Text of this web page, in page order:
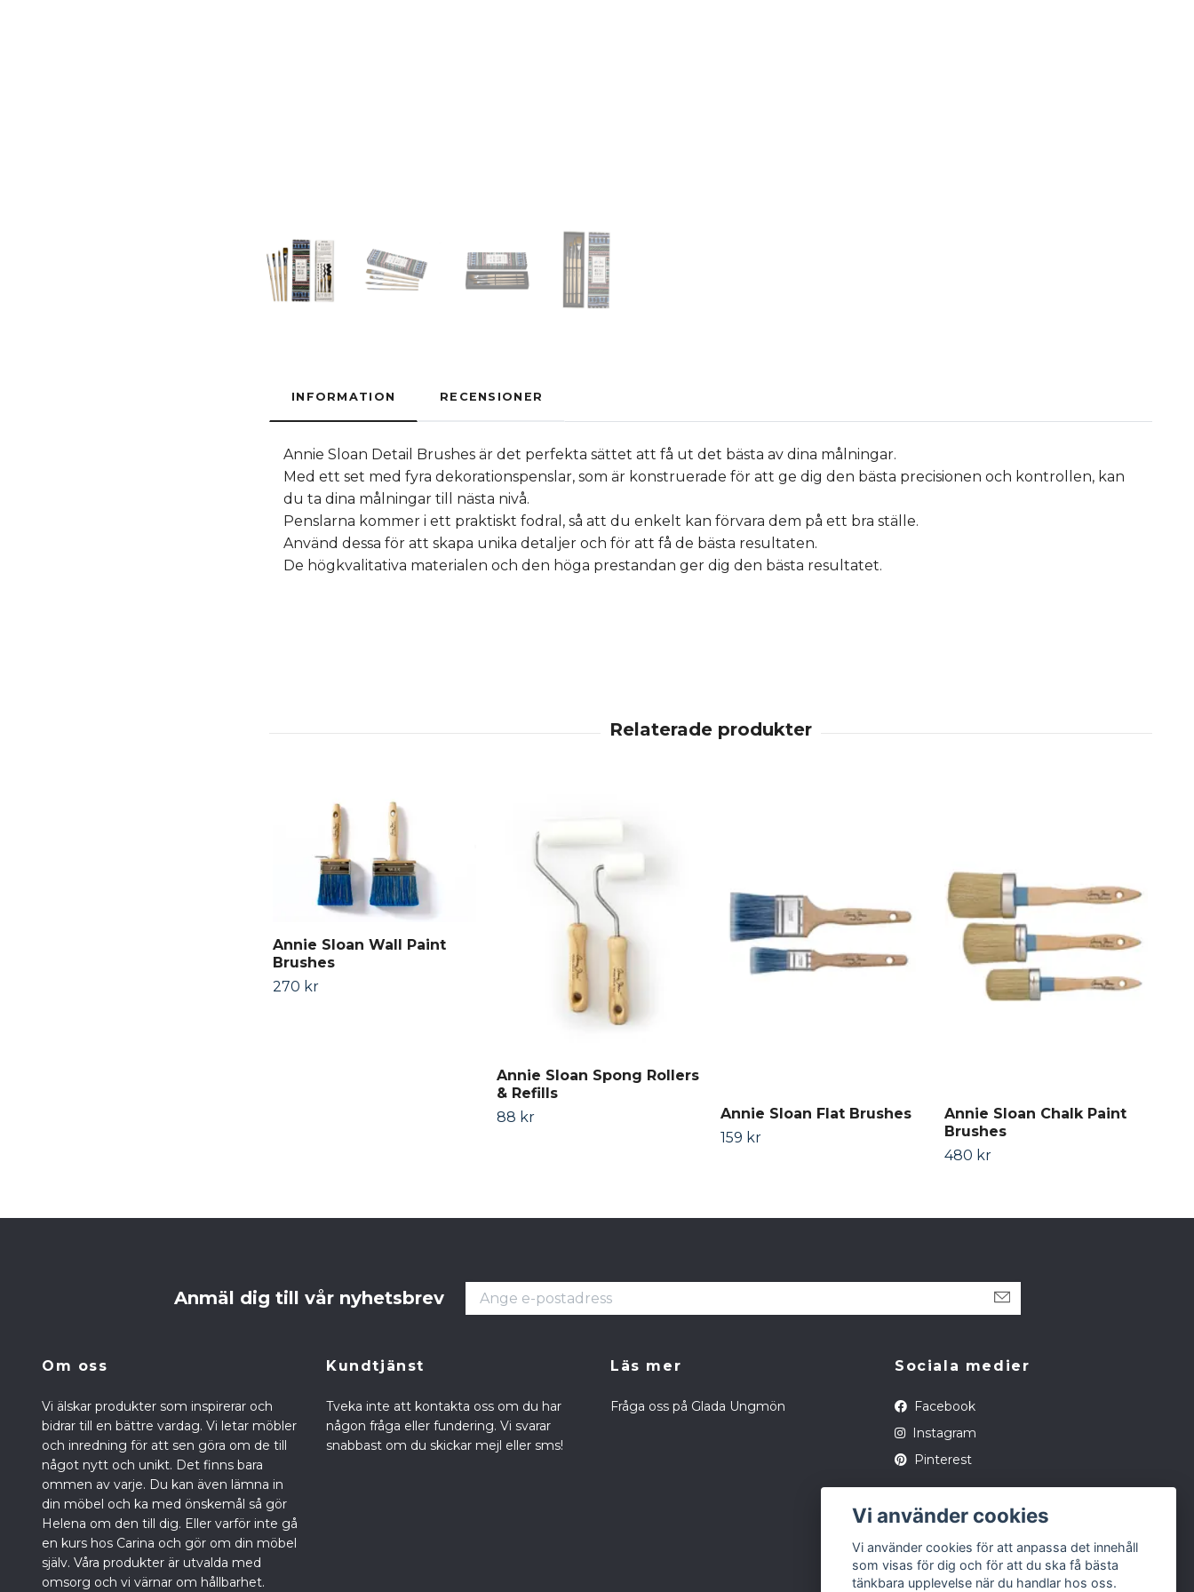
INFORMATION RECENSIONER
Annie Sloan Detail Brushes är det perfekta sättet att få ut det bästa av dina målningar.
Med ett set med fyra dekorationspenslar, som är konstruerade för att ge dig den bästa precisionen och kontrollen, kan
du ta dina målningar till nästa nivå.
Penslarna kommer i ett praktiskt fodral, så att du enkelt kan förvara dem på ett bra ställe.
Använd dessa för att skapa unika detaljer och för att få de bästa resultaten.
De högkvalitativa materialen och den höga prestandan ger dig den bästa resultatet.
Annie Sloan Wall Paint
Brushes
270 kr
Annie Sloan Spong Rollers
& Refills
88 kr
Annie Sloan Flat Brushes
159 kr
Annie Sloan Chalk Paint
Brushes
480 kr
Anmäl dig till vår nyhetsbrev
Om oss
Vi älskar produkter som inspirerar och
bidrar till en bättre vardag. Vi letar möbler
och inredning för att sen göra om de till
något nytt och unikt. Det finns bara
ommen av varje. Du kan även lämna in
din möbel och ka med önskemål så gör
Helena om den till dig. Eller varför inte gå
en kurs hos Carina och gör om din möbel
själv. Våra produkter är utvalda med
omsorg och vi värnar om hållbarhet.
Kundtjänst
Tveka inte att kontakta oss om du har
någon fråga eller fundering. Vi svarar
snabbast om du skickar mejl eller sms!
Läs mer
Fråga oss på Glada Ungmön
Sociala medier
Facebook
Instagram
Pinterest
Vi använder cookies
Vi använder cookies för att anpassa det innehåll
som visas för dig och för att du ska få bästa
tänkbara upplevelse när du handlar hos oss.